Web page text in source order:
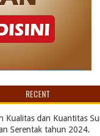
RECENT
Kualitas dan Kuantitas
Serentak tahun 2024.